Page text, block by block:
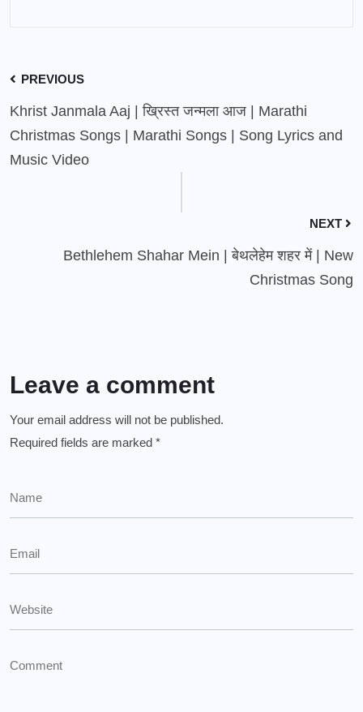
PREVIOUS
Khrist Janmala Aaj | ख्रिस्त जन्मला आज | Marathi
Christmas Songs | Marathi Songs | Song Lyrics and
Music Video
NEXT
Bethlehem Shahar Mein | बेथलेहेम शहर में | New
Christmas Song
Leave a comment
Your email address will not be published.
Required fields are marked *